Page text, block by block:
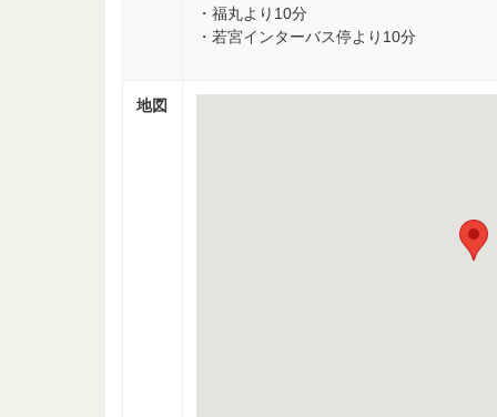
・福丸より10分
・若宮インターバス停より10分
地図